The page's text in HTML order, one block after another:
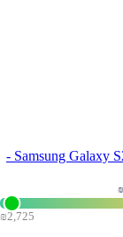
טלפון סלולרי (Samsung Galaxy S26 12GB+256GB (SM-S942B/DS) -
₪2,725